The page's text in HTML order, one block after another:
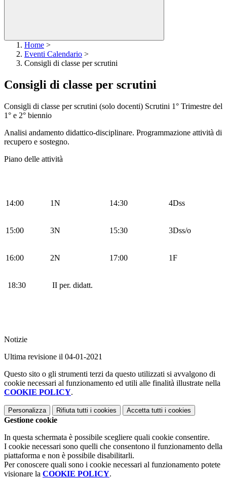
Home >
Eventi Calendario >
Consigli di classe per scrutini
Consigli di classe per scrutini
Consigli di classe per scrutini (solo docenti) Scrutini 1° Trimestre del
1° e 2° biennio
Analisi andamento didattico-disciplinare. Programmazione attività di
recupero e sostegno.
Piano delle attività
14:00 1N 14:30 4Dss
15:00 3N 15:30 3Dss/o
16:00 2N 17:00 1F
18:30 II per. didatt.
Notizie
Ultima revisione il 04-01-2021
Questo sito o gli strumenti terzi da questo utilizzati si avvalgono di
cookie necessari al funzionamento ed utili alle finalità illustrate nella
COOKIE POLICY.
Personalizza Rifiuta tutti i cookies Accetta tutti i cookies
Gestione cookie
In questa schermata è possibile scegliere quali cookie consentire.
I cookie necessari sono quelli che consentono il funzionamento della
piattaforma e non è possibile disabilitarli.
Per conoscere quali sono i cookie necessari al funzionamento potete
visionare la COOKIE POLICY.